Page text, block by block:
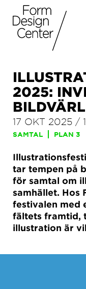
2025:
17 OKT 2025 /
SAMTAL PLAN 3
tar tempen på
för samtal om
samhället. Hos
festivalen med
fältets framtid,
illustration är